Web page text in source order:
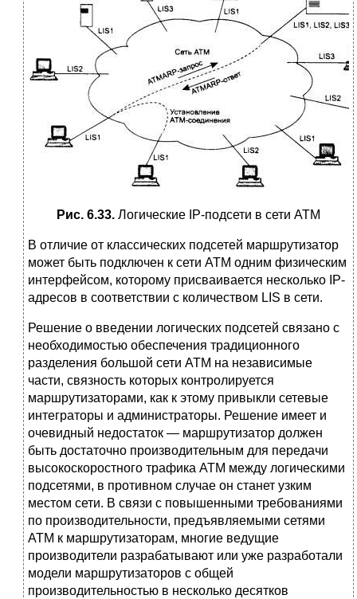
Рис. 6.33. Логические IP-подсети в сети АТМ
В отличие от классических подсетей маршрутизатор
может быть подключен к сети АТМ одним физическим
интерфейсом, которому присваивается несколько IP-
адресов в соответствии с количеством LIS в сети.
Решение о введении логических подсетей связано с
необходимостью обеспечения традиционного
разделения большой сети АТМ на независимые
части, связность которых контролируется
маршрутизаторами, как к этому привыкли сетевые
интеграторы и администраторы. Решение имеет и
очевидный недостаток — маршрутизатор должен
быть достаточно производительным для передачи
высокоскоростного трафика АТМ между логическими
подсетями, в противном случае он станет узким
местом сети. В связи с повышенными требованиями
по производительности, предъявляемыми сетями
АТМ к маршрутизаторам, многие ведущие
производители разрабатывают или уже разработали
модели маршрутизаторов с общей
производительностью в несколько десятков